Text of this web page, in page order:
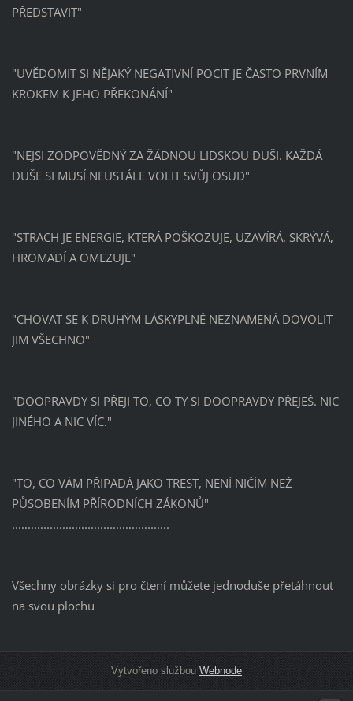
PŘEDSTAVIT"
"UVĚDOMIT SI NĚJAKÝ NEGATIVNÍ POCIT JE ČASTO PRVNÍM
KROKEM K JEHO PŘEKONÁNÍ"
"NEJSI ZODPOVĚDNÝ ZA ŽÁDNOU LIDSKOU DUŠI. KAŽDÁ
DUŠE SI MUSÍ NEUSTÁLE VOLIT SVŮJ OSUD"
"STRACH JE ENERGIE, KTERÁ POŠKOZUJE, UZAVÍRÁ, SKRÝVÁ,
HROMADÍ A OMEZUJE"
"CHOVAT SE K DRUHÝM LÁSKYPLNĚ NEZNAMENÁ DOVOLIT
JIM VŠECHNO"
"DOOPRAVDY SI PŘEJI TO, CO TY SI DOOPRAVDY PŘEJEŠ. NIC
JINÉHO A NIC VÍC."
"TO, CO VÁM PŘIPADÁ JAKO TREST, NENÍ NIČÍM NEŽ
PŮSOBENÍM PŘÍRODNÍCH ZÁKONŮ"
..................................................
Všechny obrázky si pro čtení můžete jednoduše přetáhnout
na svou plochu
Vytvořeno službou Webnode